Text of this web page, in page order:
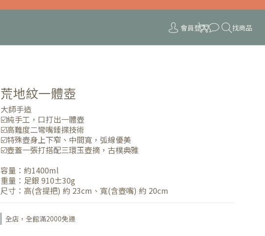
會員登入 找商品
荒地紋一體壺
大師手造
☑️純手工，口打出一體壺
☑️高難度二彎嘴錘揲技術
☑️特殊壺身上下窄、中間寬，弧線優美
☑️壺蓋一張打搭配三環玉壺摘，古樸典雅
容量：約1400ml
重量：足銀 910±30g
尺寸：高(含提把) 約 23cm、寬(含壺嘴) 約 20cm
全店，全館滿2000免運